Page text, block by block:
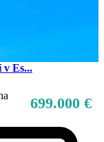
v Es...
699.000 €